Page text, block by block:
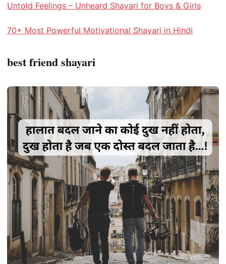
Untold Feelings – Unheard Shayari for Boys & Girls
70+ Most Powerful Motivational Shayari in Hindi
best friend shayari